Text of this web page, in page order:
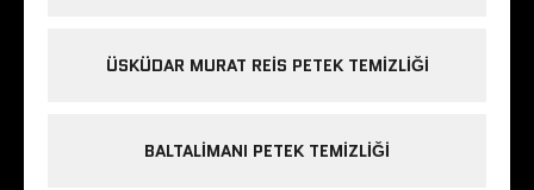
ÜSKÜDAR MURAT REIS PETEK TEMIZLIĞI
BALTALIMANI PETEK TEMIZLIĞI